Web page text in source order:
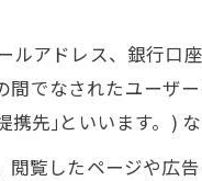
アドレス、銀行口
でなされたユーザ
先｣といいます。)
覧したページや広